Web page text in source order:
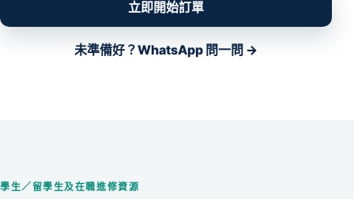
立即開始訂單
未準備好？WhatsApp 問一問 →
學生／留學生及在職進修資源